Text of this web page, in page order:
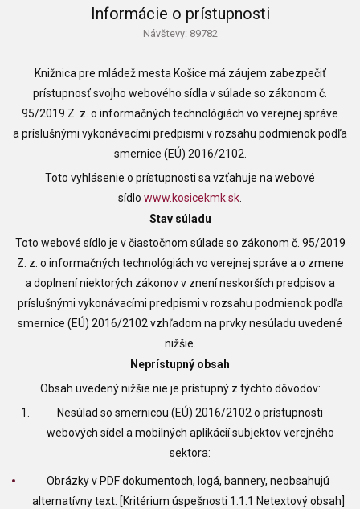
Informácie o prístupnosti
Návštevy: 89782
Knižnica pre mládež mesta Košice má záujem zabezpečiť
prístupnosť svojho webového sídla v súlade so zákonom č.
95/2019 Z. z. o informačných technológiách vo verejnej správe
a príslušnými vykonávacími predpismi v rozsahu podmienok podľa
smernice (EÚ) 2016/2102.
Toto vyhlásenie o prístupnosti sa vzťahuje na webové
sídlo www.kosicekmk.sk
Stav súladu
Toto webové sídlo je v čiastočnom súlade so zákonom č. 95/2019
Z. z. o informačných technológiách vo verejnej správe a o zmene
a doplnení niektorých zákonov v znení neskorších predpisov a
príslušnými vykonávacími predpismi v rozsahu podmienok podľa
smernice (EÚ) 2016/2102 vzhľadom na prvky nesúladu uvedené
nižšie.
Neprístupný obsah
Obsah uvedený nižšie nie je prístupný z týchto dôvodov:
Nesúlad so smernicou (EÚ) 2016/2102 o prístupnosti
webových sídel a mobilných aplikácií subjektov verejného
sektora:
Obrázky v PDF dokumentoch, logá, bannery, neobsahujú
alternatívny text. [Kritérium úspešnosti 1.1.1 Netextový obsah]